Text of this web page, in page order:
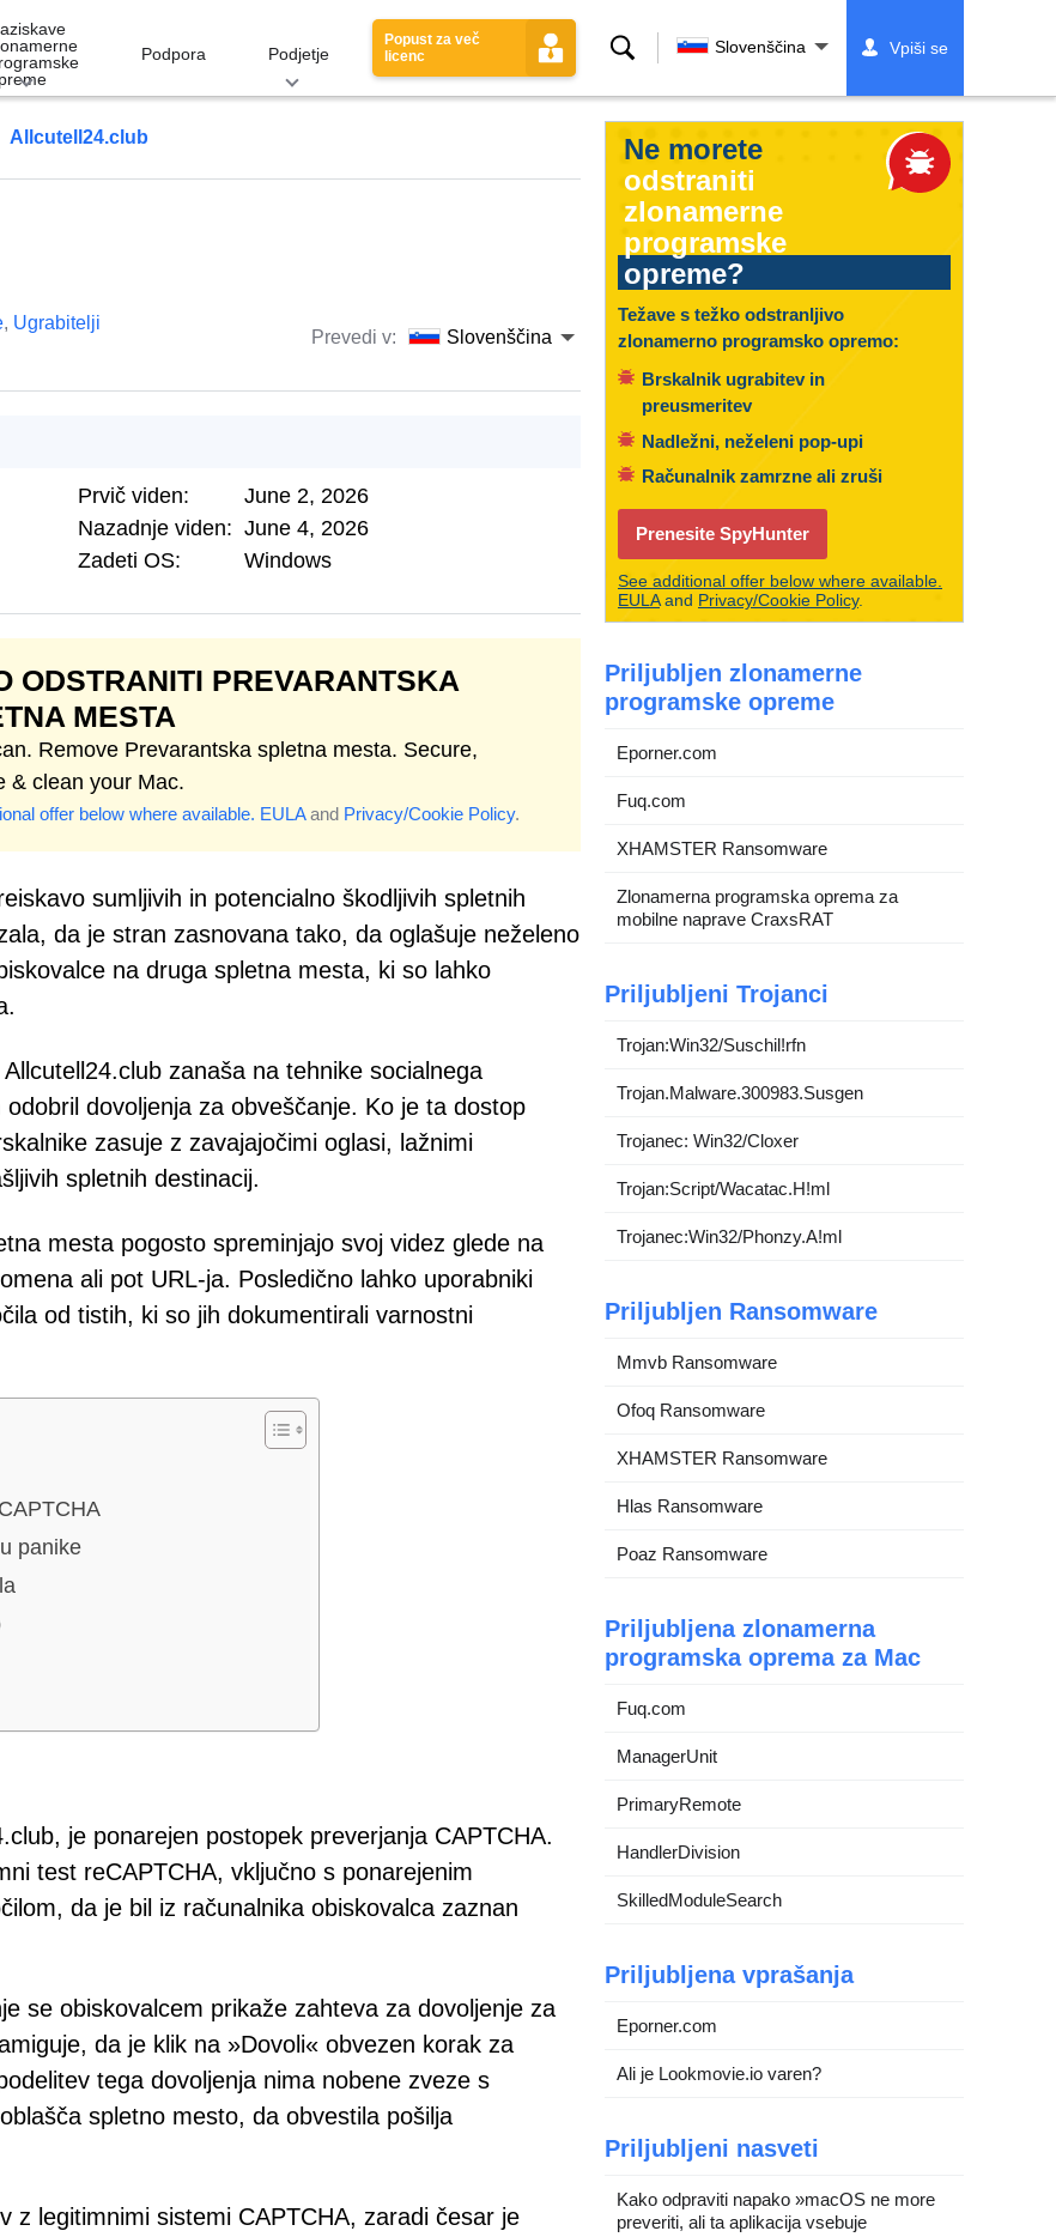
Podpora Podjetje
Popust za več
licenc
Iskanje Slovenščina Vpiši se
Allcutell24.club
, Ugrabitelji
Prevedi v: Slovenščina
Prvič viden:
June 2, 2026
Nazadnje viden: June 4, 2026
Zadeti OS:
Windows
ODSTRANITI PREVARANTSKA
MESTA
Remove Prevarantska spletna mesta. Secure,
& clean your Mac.
offer below where available. EULAand Privacy/Cookie Policy.
sumljivih in potencialno škodljivih spletnih
da je stran zasnovana tako, da oglašuje neželeno
na druga spletna mesta, ki so lahko
zanaša na tehnike socialnega
dovoljenja za obveščanje. Ko je ta dostop
zasuje z zavajajočimi oglasi, lažnimi
spletnih destinacij.
mesta pogosto spreminjajo svoj videz glede na
ali pot URL-ja. Posledično lahko uporabniki
od tistih, ki so jih dokumentirali varnostni
panike
je ponarejen postopek preverjanja CAPTCHA.
test reCAPTCHA, vključno s ponarejenim
da je bil iz računalnika obiskovalca zaznan
se obiskovalcem prikaže zahteva za dovoljenje za
da je klik na »Dovoli« obvezen korak za
tega dovoljenja nima nobene zveze s
spletno mesto, da obvestila pošilja
z legitimnimi sistemi CAPTCHA, zaradi česar je
Ne morete
odstraniti
zlonamerne
programske
opreme?
Težave s težko odstranljivo
zlonamerno programsko opremo:
Brskalnik ugrabitev in
preusmeritev
Nadležni, neželeni pop-upi
Računalnik zamrzne ali zruši
Prenesite SpyHunter
See additional offer below where available.
EULAand Privacy/Cookie Policy.
Priljubljen zlonamerne
programske opreme
Eporner.com
Fuq.com
XHAMSTER Ransomware
Zlonamerna programska oprema za
mobilne naprave CraxsRAT
Priljubljeni Trojanci
Trojan:Win32/Suschil!rfn
Trojan.Malware.300983.Susgen
Trojanec: Win32/Cloxer
Trojan:Script/Wacatac.H!ml
Trojanec:Win32/Phonzy.A!ml
Priljubljen Ransomware
Mmvb Ransomware
Ofoq Ransomware
XHAMSTER Ransomware
Hlas Ransomware
Poaz Ransomware
Priljubljena zlonamerna
programska oprema za Mac
Fuq.com
ManagerUnit
PrimaryRemote
HandlerDivision
SkilledModuleSearch
Priljubljena vprašanja
Eporner.com
Ali je Lookmovie.io varen?
Priljubljeni nasveti
Kako odpraviti napako »macOS ne more
preveriti, ali ta aplikacija vsebuje